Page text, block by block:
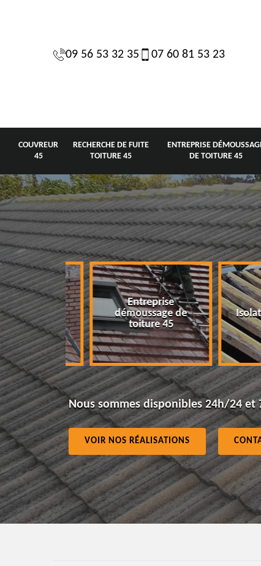
09 56 53 32 35 07 60 81 53 23
COUVREUR
45
RECHERCHE DE FUITE
TOITURE 45
ENTREPRISE
DE TOITURE 45
de fuite
45
Entreprise
démoussage de
toiture 45
Isolation
Nous sommes disponibles 24h/24 et
VOIR NOS RÉALISATIONS